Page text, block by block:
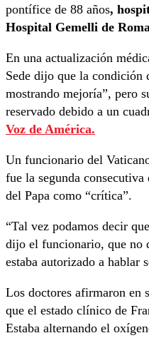
pontífice de 88 años,
Hospital Gemelli de
En una actualización
Sede dijo que la condición
mostrando mejoría”, pero
reservado debido a un
Voz de América.
Un funcionario del
fue la segunda
del Papa como “crítica”.
“Tal vez podamos decir
dijo el funcionario, que no
estaba autorizado a hablar
Los doctores afirmaron en
que el estado clínico de
Estaba alternando el